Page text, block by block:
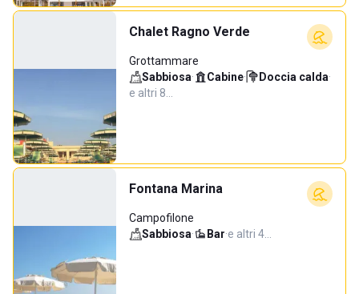
Chalet Ragno Verde
Grottammare
Sabbiosa· Cabine· Doccia calda·
e altri 8…
Fontana Marina
Campofilone
Sabbiosa· Bar·e altri 4…